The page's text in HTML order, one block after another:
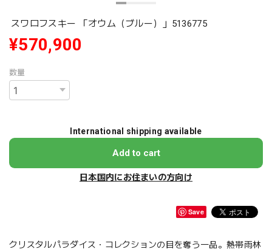
スワロフスキー 「オウム（ブルー）」5136775
¥570,900
数量
International shipping available
Add to cart
日本国内にお住まいの方向け
Save
クリスタルパラダイス・コレクションの目を奪う一品。熱帯雨林